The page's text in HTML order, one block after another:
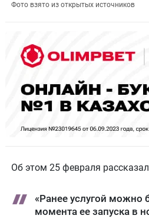
Фото взято из открытых источников
Об этом 25 февраля
«Ранее услугой можно
момента ее запуска в